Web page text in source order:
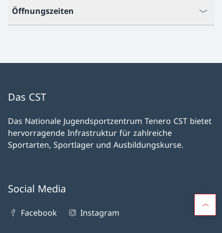
Öffnungszeiten
Das CST
Das Nationale Jugendsportzentrum Tenero CST bietet
hervorragende Infrastruktur für zahlreiche
Sportarten, Sportlager und Ausbildungskurse.
Social Media
Facebook Instagram